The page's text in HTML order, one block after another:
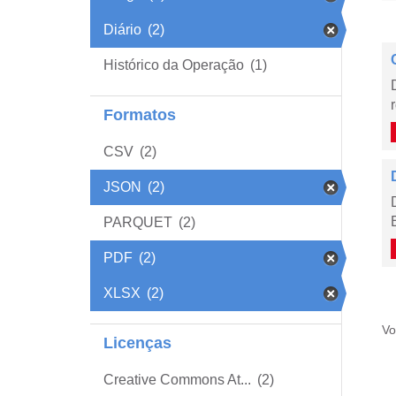
Diário (2)
Histórico da Operação (1)
Formatos
CSV (2)
JSON (2)
PARQUET (2)
PDF (2)
XLSX (2)
Licenças
Creative Commons At... (2)